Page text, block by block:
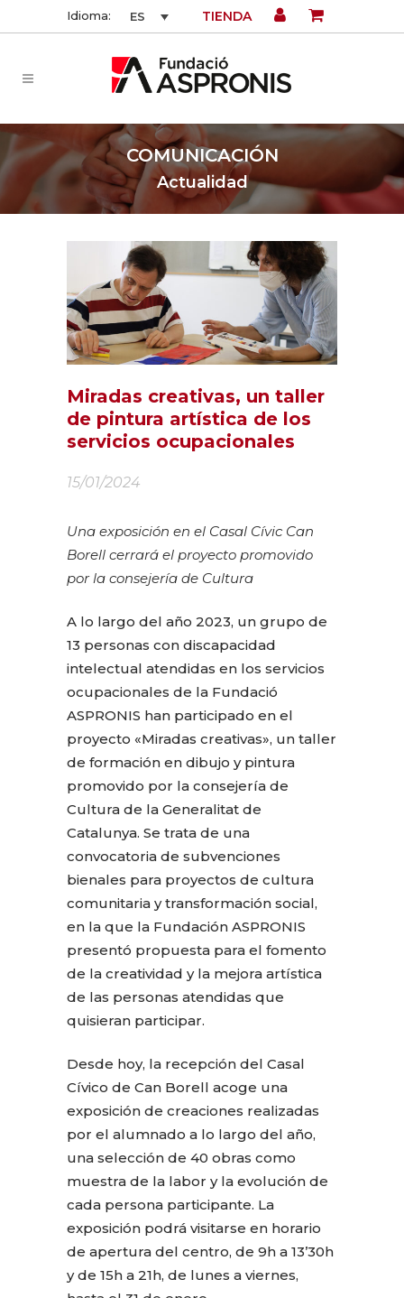
Idioma: ES TIENDA
COMUNICACIÓN
Actualidad
Miradas creativas, un taller
de pintura artística de los
servicios ocupacionales
15/01/2024
Una exposición en el Casal Cívic Can
Borell cerrará el proyecto promovido
por la consejería de Cultura
A lo largo del año 2023, un grupo de
13 personas con discapacidad
intelectual atendidas en los servicios
ocupacionales de la Fundació
ASPRONIS han participado en el
proyecto «Miradas creativas», un taller
de formación en dibujo y pintura
promovido por la consejería de
Cultura de la Generalitat de
Catalunya. Se trata de una
convocatoria de subvenciones
bienales para proyectos de cultura
comunitaria y transformación social,
en la que la Fundación ASPRONIS
presentó propuesta para el fomento
de la creatividad y la mejora artística
de las personas atendidas que
quisieran participar.
Desde hoy, la recepción del Casal
Cívico de Can Borell acoge una
exposición de creaciones realizadas
por el alumnado a lo largo del año,
una selección de 40 obras como
muestra de la labor y la evolución de
cada persona participante. La
exposición podrá visitarse en horario
de apertura del centro, de 9h a 13’30h
y de 15h a 21h, de lunes a viernes,